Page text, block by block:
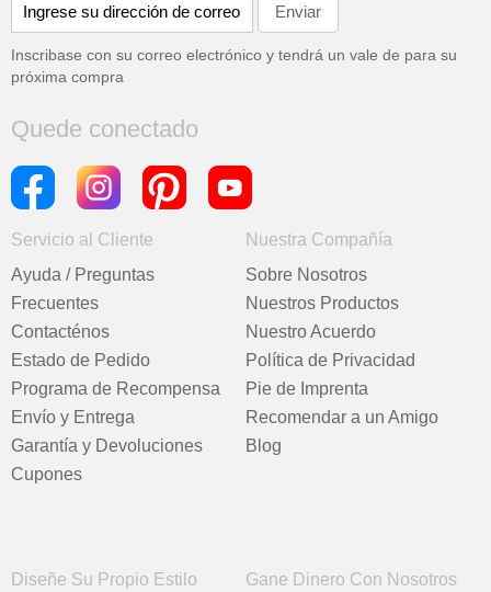
Inscribase con su correo electrónico y tendrá un vale de para su
próxima compra
Quede conectado
Servicio al Cliente
Ayuda / Preguntas
Frecuentes
Contacténos
Estado de Pedido
Programa de Recompensa
Envío y Entrega
Garantía y Devoluciones
Cupones
Nuestra Compañía
Sobre Nosotros
Nuestros Productos
Nuestro Acuerdo
Política de Privacidad
Pie de Imprenta
Recomendar a un Amigo
Blog
Diseñe Su Propio Estilo
Gane Dinero Con Nosotros